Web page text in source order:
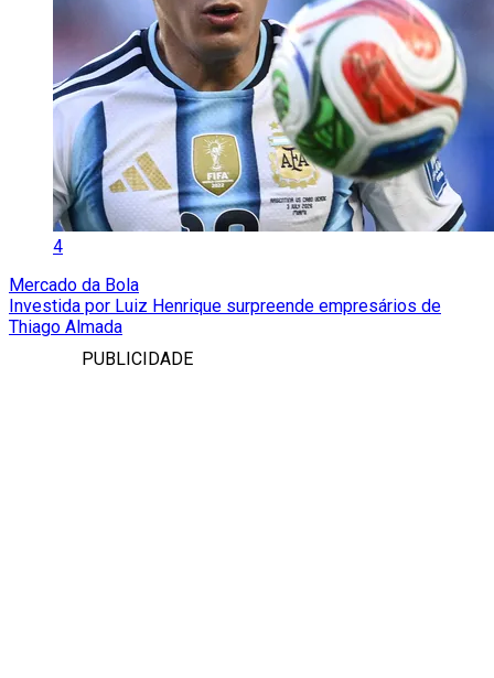
4
Mercado da Bola
Investida por Luiz Henrique surpreende empresários de
Thiago Almada
PUBLICIDADE